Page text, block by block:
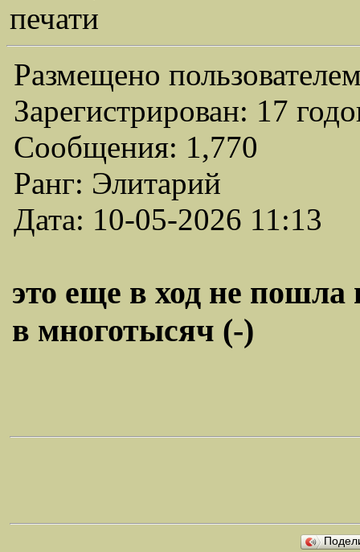
печати
Размещено
Зарегистрирован: 17
Сообщения: 1,770
Ранг: Элитарий
Дата: 10-05-2026 11:13
это еще в ход не
в многотысяч (-)